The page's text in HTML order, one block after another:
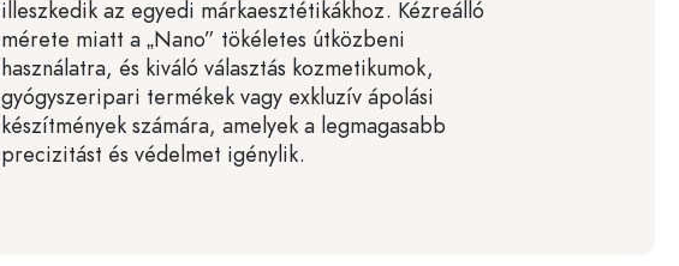
illeszkedik az egyedi márkaesztétikákhoz. Kézreálló
mérete miatt a „Nano” tökéletes útközbeni
használatra, és kiváló választás kozmetikumok,
gyógyszeripari termékek vagy exkluzív ápolási
készítmények számára, amelyek a legmagasabb
precizitást és védelmet igénylik.